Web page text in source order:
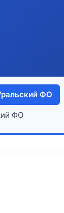
ФО
ФО